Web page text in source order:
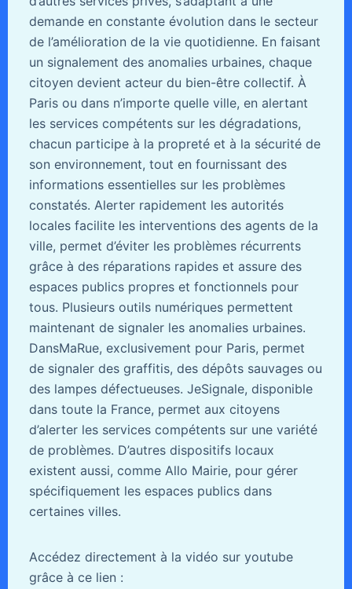
demande en constante évolution dans le secteur
de l’amélioration de la vie quotidienne. En faisant
un signalement des anomalies urbaines, chaque
citoyen devient acteur du bien-être collectif. À
Paris ou dans n’importe quelle ville, en alertant
les services compétents sur les dégradations,
chacun participe à la propreté et à la sécurité de
son environnement, tout en fournissant des
informations essentielles sur les problèmes
constatés. Alerter rapidement les autorités
locales facilite les interventions des agents de la
ville, permet d’éviter les problèmes récurrents
grâce à des réparations rapides et assure des
espaces publics propres et fonctionnels pour
tous. Plusieurs outils numériques permettent
maintenant de signaler les anomalies urbaines.
DansMaRue, exclusivement pour Paris, permet
de signaler des graffitis, des dépôts sauvages ou
des lampes défectueuses. JeSignale, disponible
dans toute la France, permet aux citoyens
d’alerter les services compétents sur une variété
de problèmes. D’autres dispositifs locaux
existent aussi, comme Allo Mairie, pour gérer
spécifiquement les espaces publics dans
certaines villes.
Accédez directement à la vidéo sur youtube
grâce à ce lien :